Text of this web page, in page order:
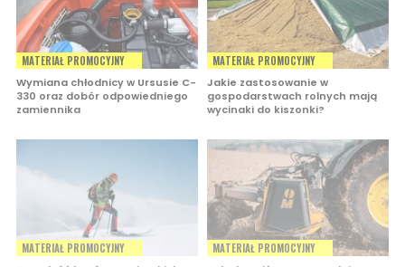
MATERIAŁ PROMOCYJNY
Wymiana chłodnicy w Ursusie C-
330 oraz dobór odpowiedniego
zamiennika
MATERIAŁ PROMOCYJNY
Jakie zastosowanie w
gospodarstwach rolnych mają
wycinaki do kiszonki?
MATERIAŁ PROMOCYJNY
MATERIAŁ PROMOCYJNY